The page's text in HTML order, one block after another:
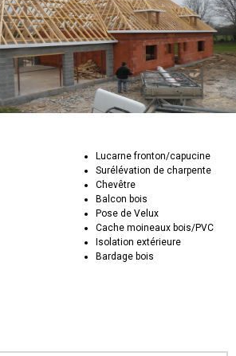
Lucarne fronton/capucine
Surélévation de charpente
Chevêtre
Balcon bois
Pose de Velux
Cache moineaux bois/PVC
Isolation extérieure
Bardage bois